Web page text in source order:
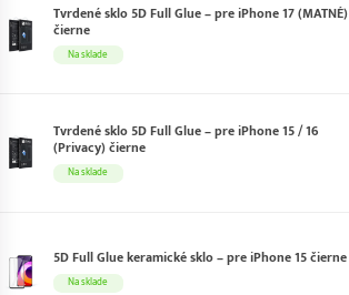
Na sklade
Tvrdené sklo 5D Full Glue – pre iPhone 17 (MATNÉ)
čierne
Na sklade
Tvrdené sklo 5D Full Glue – pre iPhone 15 / 16
(Privacy) čierne
Na sklade
5D Full Glue keramické sklo – pre iPhone 15 čierne